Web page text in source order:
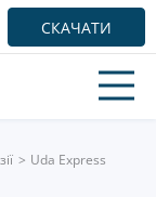
СКАЧАТИ
Uda Express